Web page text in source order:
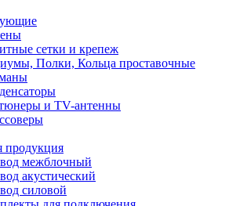
сетки и крепеж
Полки, Кольца проставочные
и TV-антенны
продукция
межблочный
акустический
силовой